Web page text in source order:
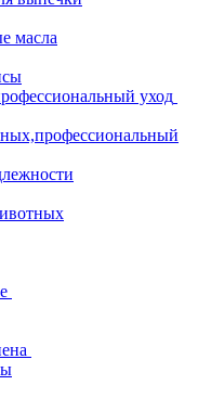
масла
уход